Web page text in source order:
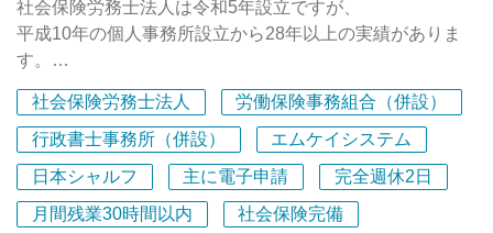
2025年5月に新オフィスに移転しました！職場見学も可能
です。
ご応募お待ちしております！
社会保険労務士法人は令和5年設立ですが、
平成10年の個人事務所設立から28年以上の実績がありま
す。
顧問先は中小企業を中心に、
継続的な信頼関係を大切にしながら、
労務相談・手続・給与計算等をトータルでサポートしてい
ます。
代表は「社労士を育てるスクール」の元講師！
社会保険労務士法人
労働保険事務組合（併設）
行政書士事務所（併設）
エムケイシステム
日本シャルフ
主に電子申請
完全週休2日
月間残業30時間以内
社会保険完備